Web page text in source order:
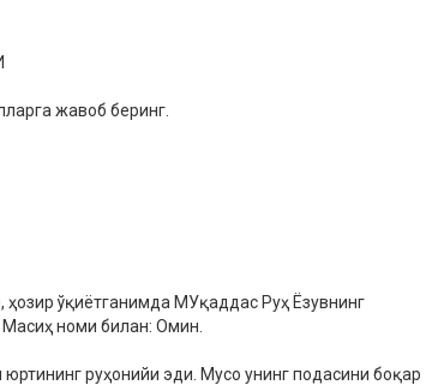
жавоб беринг.
ўқиётганимда МУқаддас Руҳ Ёзувнинг
номи билан: Омин.
руҳонийи эди. Мусо унинг подасини боқар